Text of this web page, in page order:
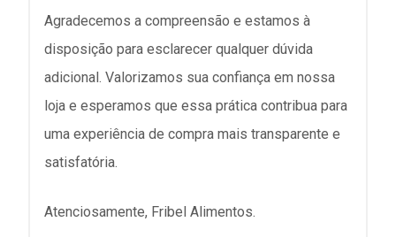
Agradecemos a compreensão e estamos à
disposição para esclarecer qualquer dúvida
adicional. Valorizamos sua confiança em nossa
loja e esperamos que essa prática contribua para
uma experiência de compra mais transparente e
satisfatória.
Atenciosamente, Fribel Alimentos.